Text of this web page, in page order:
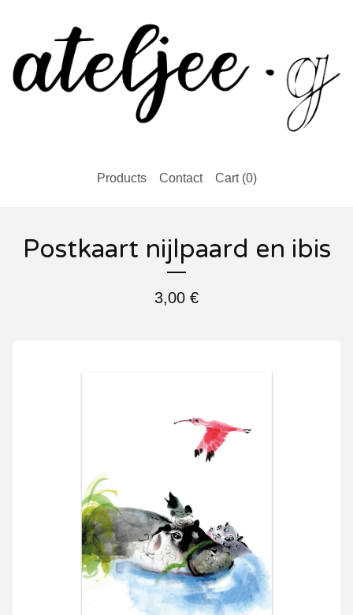
Products Contact Cart (0)
Postkaart nijlpaard en ibis
3,00 €